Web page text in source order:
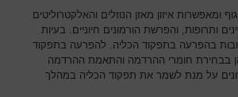
ומאפשרות איזון מאזן הנוזלים והאלקטרוליטים
ותרופות, והפרשת הורמונים חיוניים. בעיות
בהפרעה בתפקוד הכליה. להפרעה בתפקוד
בבחירת חומרי ההרדמה והתאמת ההרדמה
על מנת לשמר את תפקוד הכליה במהלך